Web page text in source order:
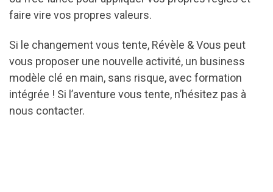
faire vire vos propres valeurs.
Si le changement vous tente, Révèle & Vous peut
vous proposer une nouvelle activité, un business
modèle clé en main, sans risque, avec formation
intégrée ! Si l’aventure vous tente, n’hésitez pas à
nous contacter.